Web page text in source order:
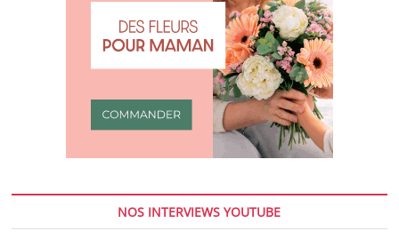
NOS INTERVIEWS YOUTUBE